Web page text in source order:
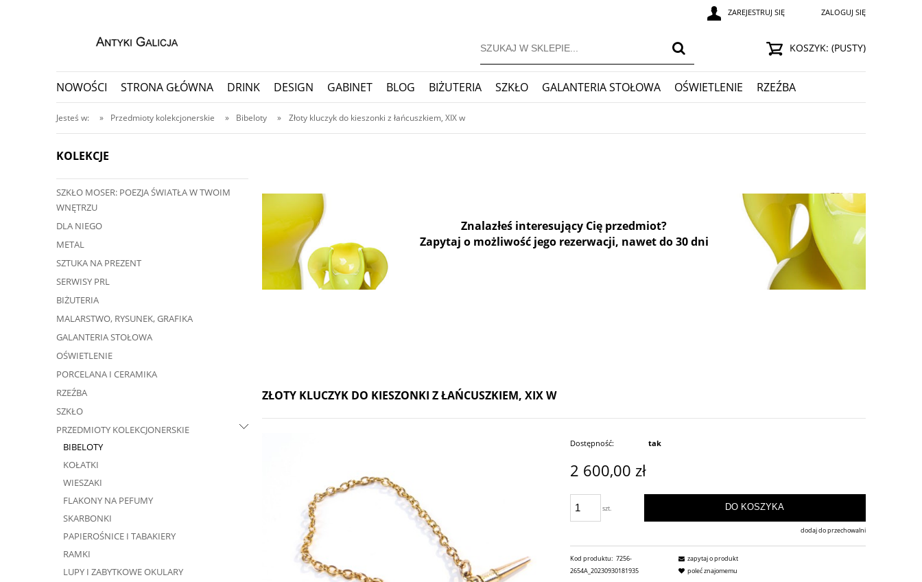
ZAREJESTRUJ SIĘ ZALOGUJ SIĘ
KOSZYK: (PUSTY)
NOWOŚCI STRONA GŁÓWNA DRINK DESIGN GABINET BLOG BIŻUTERIA SZKŁO GALANTERIA STOŁOWA OŚWIETLENIE
RZEŹBA
PORCELANA I CERAMIKA
PRZEDMIOTY KOLEKCJONERSKIE ZEGARY BLOG
Jesteś w: » Przedmioty kolekcjonerskie » Bibeloty » Złoty kluczyk do kieszonki z łańcuszkiem, XIX w
KOLEKCJE
SZKŁO MOSER: POEZJA ŚWIATŁA W TWOIM
WNĘTRZU
DLA NIEGO
METAL
SZTUKA NA PREZENT
SERWISY PRL
BIŻUTERIA
MALARSTWO, RYSUNEK, GRAFIKA
GALANTERIA STOŁOWA
OŚWIETLENIE
PORCELANA I CERAMIKA
RZEŹBA
SZKŁO
PRZEDMIOTY KOLEKCJONERSKIE
BIBELOTY
KOŁATKI
WIESZAKI
FLAKONY NA PEFUMY
SKARBONKI
PAPIEROŚNICE I TABAKIERY
RAMKI
LUPY I ZABYTKOWE OKULARY
telefonicznego
Znalazłeś interesujący Cię przedmiot?
Zapytaj o możliwość jego rezerwacji, nawet do 30 dni
ZŁOTY KLUCZYK DO KIESZONKI Z ŁAŃCUSZKIEM, XIX W
Dostępność: tak
2 600,00 zł
szt. DO KOSZYKA
dodaj do przechowalni
Kod produktu: 7256-
2654A_20230930181935
zapytaj o produkt
poleć znajomemu